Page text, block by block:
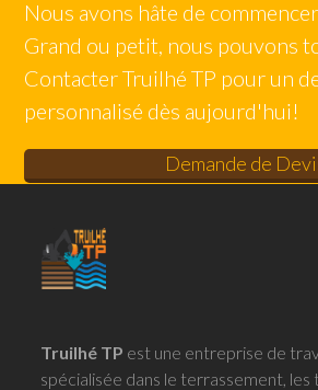
Nous avons hâte de
Grand ou petit, nous pouvons
Contacter Truilhé TP pour un
personnalisé dès aujourd'hui!
Demande de
Truilhé TP est une entreprise de
spécialisée dans le terrassement, les